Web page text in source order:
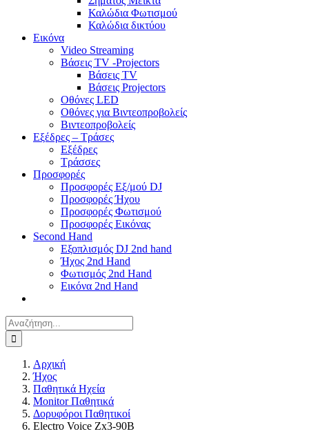
Καλώδια Φωτισμού
Καλώδια δικτύου
Εικόνα
Video Streaming
Βάσεις TV -Projectors
Βάσεις TV
Βάσεις Projectors
Οθόνες LED
Οθόνες για Βιντεοπροβολείς
Βιντεοπροβολείς
Εξέδρες – Τράσες
Εξέδρες
Τράσσες
Προσφορές
Προσφορές Εξ/μού DJ
Προσφορές Ήχου
Προσφορές Φωτισμού
Προσφορές Εικόνας
Second Hand
Εξοπλισμός DJ 2nd hand
Ήχος 2nd Hand
Φωτισμός 2nd Hand
Εικόνα 2nd Hand
Αναζήτηση
για:
Αρχική
Ήχος
Παθητικά Ηχεία
Monitor Παθητικά
Δορυφόροι Παθητικοί
Electro Voice Zx3-90B